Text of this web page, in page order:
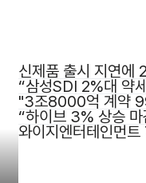
신제품 출시 지연에
“삼성SDI 2%대 약
"3조8000억 계약
“하이브 3% 상승
와이지엔터테인먼